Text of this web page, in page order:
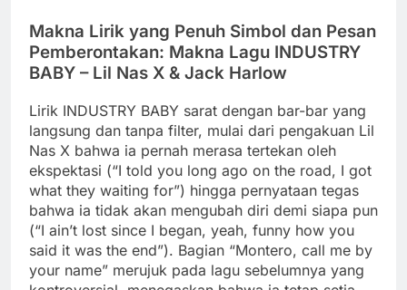
Makna Lirik yang Penuh Simbol dan Pesan
Pemberontakan: Makna Lagu INDUSTRY
BABY – Lil Nas X & Jack Harlow
Lirik INDUSTRY BABY sarat dengan bar-bar yang
langsung dan tanpa filter, mulai dari pengakuan Lil
Nas X bahwa ia pernah merasa tertekan oleh
ekspektasi (“I told you long ago on the road, I got
what they waiting for”) hingga pernyataan tegas
bahwa ia tidak akan mengubah diri demi siapa pun
(“I ain’t lost since I began, yeah, funny how you
said it was the end”). Bagian “Montero, call me by
your name” merujuk pada lagu sebelumnya yang